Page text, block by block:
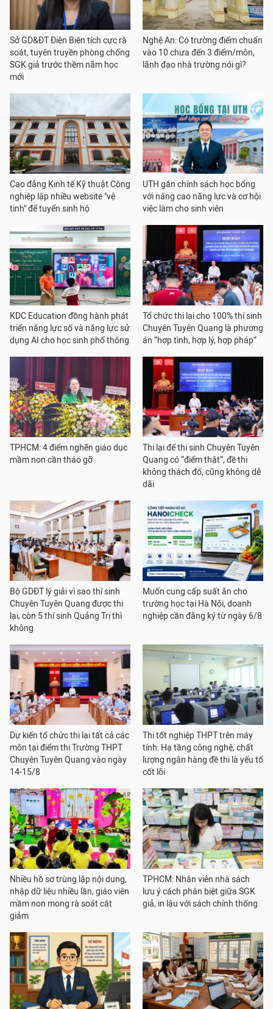
Sở GD&ĐT Điện Biên tích cực rà
soát, tuyên truyền phòng chống
SGK giả trước thềm năm học
mới
Nghệ An: Có trường điểm chuẩn
vào 10 chưa đến 3 điểm/môn,
lãnh đạo nhà trường nói gì?
Cao đẳng Kinh tế Kỹ thuật Công
nghiệp lập nhiều website "vệ
tinh" để tuyển sinh hộ
UTH gắn chính sách học bổng
với nâng cao năng lực và cơ hội
việc làm cho sinh viên
KDC Education đồng hành phát
triển năng lực số và năng lực sử
dụng AI cho học sinh phổ thông
Tổ chức thi lại cho 100% thí sinh
Chuyên Tuyên Quang là phương
án “hợp tình, hợp lý, hợp pháp”
TPHCM: 4 điểm nghẽn giáo dục
mầm non cần tháo gỡ
Thi lại để thi sinh Chuyên Tuyên
Quang có “điểm thật”, đề thi
không thách đố, cũng không dễ
dãi
Bộ GDĐT lý giải vì sao thí sinh
Chuyên Tuyên Quang được thi
lại, còn 5 thí sinh Quảng Trị thì
không
Muốn cung cấp suất ăn cho
trường học tại Hà Nội, doanh
nghiệp cần đăng ký từ ngày 6/8
Dự kiến tổ chức thi lại tất cả các
môn tại điểm thi Trường THPT
Chuyên Tuyên Quang vào ngày
14-15/8
Thi tốt nghiệp THPT trên máy
tính: Hạ tầng công nghệ, chất
lượng ngân hàng đề thi là yếu tố
cốt lõi
Nhiều hồ sơ trùng lặp nội dung,
nhập dữ liệu nhiều lần, giáo viên
mầm non mong rà soát cắt
giảm
TPHCM: Nhân viên nhà sách
lưu ý cách phân biệt giữa SGK
giả, in lậu với sách chính thống